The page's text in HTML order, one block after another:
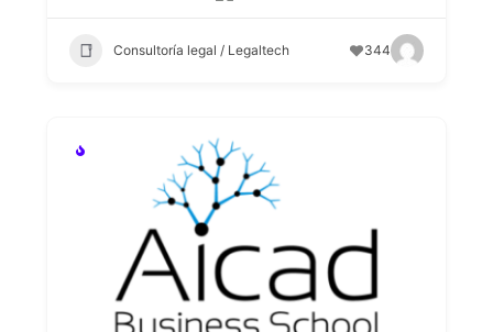
Consultoría legal / Legaltech 344